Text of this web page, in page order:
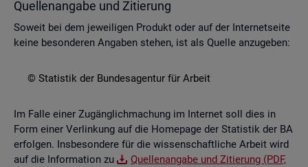
Quel­len­an­ga­be und Zi­tie­rung
So­weit bei dem je­wei­li­gen Pro­dukt oder auf der In­ter­net­sei­te
keine be­son­de­ren An­ga­ben ste­hen, ist als Quel­le an­zu­ge­ben:
© Sta­tis­tik der Bun­des­agen­tur für Ar­beit
Im Falle einer Zu­gäng­lich­ma­chung im In­ter­net soll dies in
Form einer Ver­lin­kung auf die Home­page der Sta­tis­tik der BA
er­fol­gen. Ins­be­son­de­re für die wis­sen­schaft­li­che Ar­beit wird
auf die In­for­ma­ti­on zu
Quel­len­an­ga­be und Zi­tie­rung (PDF,